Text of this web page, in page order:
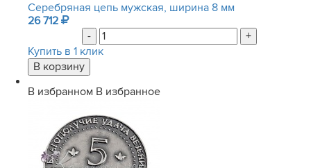
Серебряная цепь мужская, ширина 8 мм
26 712
-
+
Купить в 1 клик
В избранном В избранное